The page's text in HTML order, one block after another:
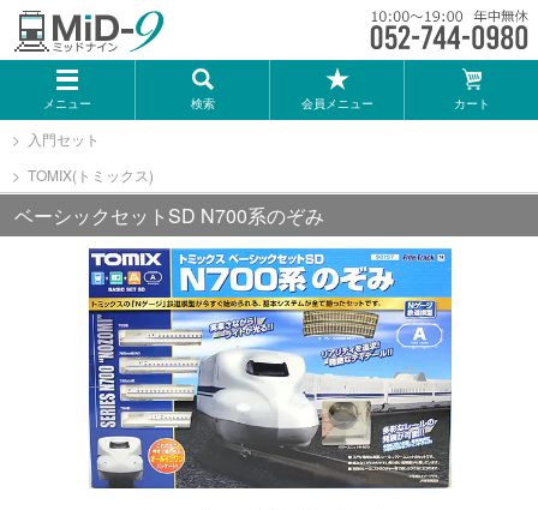
メニュー 検索 会員メニュー カート
メーカー一覧
TOMIX
KATO
GREENMAX
トミーテック
マイクロエース
Bトレインショーティー
入門セット
TOMIX(トミックス)
ベーシックセットSD N700系のぞみ